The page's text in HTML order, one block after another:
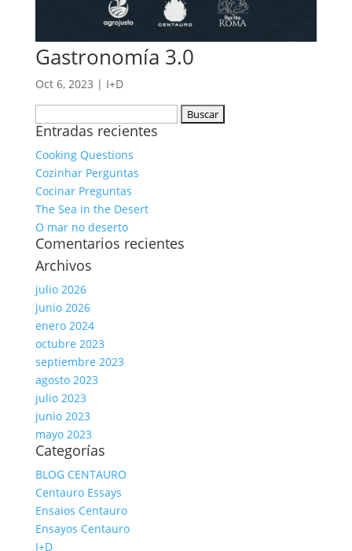
Gastronomía 3.0
Oct 6, 2023 | I+D
Entradas recientes
Cooking Questions
Cozinhar Perguntas
Cocinar Preguntas
The Sea in the Desert
O mar no deserto
Comentarios recientes
Archivos
julio 2026
junio 2026
enero 2024
octubre 2023
septiembre 2023
agosto 2023
julio 2023
junio 2023
mayo 2023
Categorías
BLOG CENTAURO
Centauro Essays
Ensaios Centauro
Ensayos Centauro
I+D